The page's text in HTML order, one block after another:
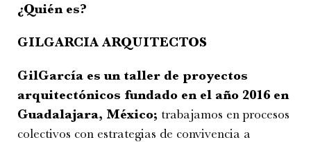
¿Quién es?
GILGARCIA ARQUITECTOS
GilGarcía es un taller de proyectos
arquitectónicos fundado en el año 2016 en
Guadalajara, México; trabajamos en procesos
colectivos con estrategias de convivencia a